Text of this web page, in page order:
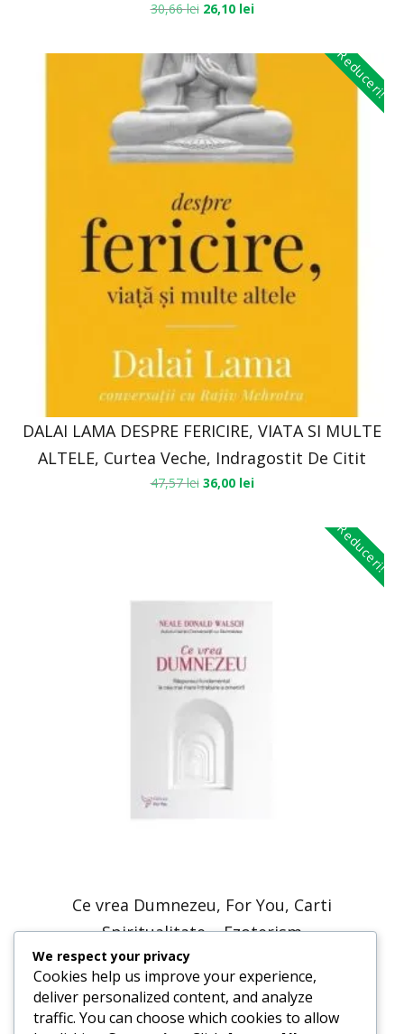
30,66lei 26,10 lei
Reduceri!
DALAI LAMA DESPRE FERICIRE, VIATA SI MULTE
ALTELE, Curtea Veche, Indragostit De Citit
47,57lei 36,00 lei
Reduceri!
Ce vrea Dumnezeu, For You, Carti
Spiritualitate – Ezoterism
40,17lei
We respect your privacy
Cookies help us improve your experience,
deliver personalized content, and analyze
traffic. You can choose which cookies to allow